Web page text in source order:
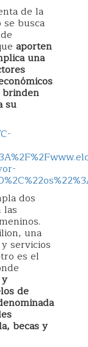
de la
busca
aporten
una
su
dos
las
una
servicios
es el
de
becas y